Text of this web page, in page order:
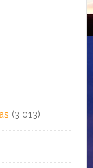
(3,013)